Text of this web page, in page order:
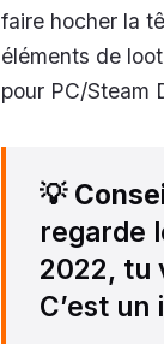
faire hocher la
éléments de
pour PC/Steam
💡
regarde
2022, tu
C’est